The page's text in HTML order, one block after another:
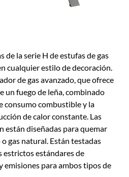
de la serie H de estufas de gas
cualquier estilo de decoración.
de gas avanzado, que ofrece
un fuego de leña, combinado
consumo combustible y la
de calor constante. Las
están diseñadas para quemar
gas natural. Están testadas
estrictos estándares de
emisiones para ambos tipos de